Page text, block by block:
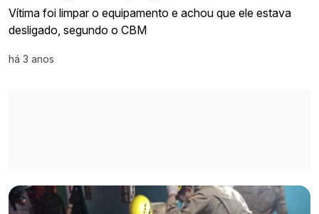
Vítima foi limpar o equipamento e achou que ele estava
desligado, segundo o CBM
há 3 anos